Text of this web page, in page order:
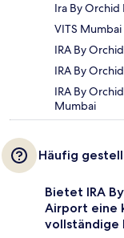
Ira By Orchid
VITS
IRA By
IRA By
IRA By
Mumbai
Häufig
Bietet IRA
Airport eine
vollständige